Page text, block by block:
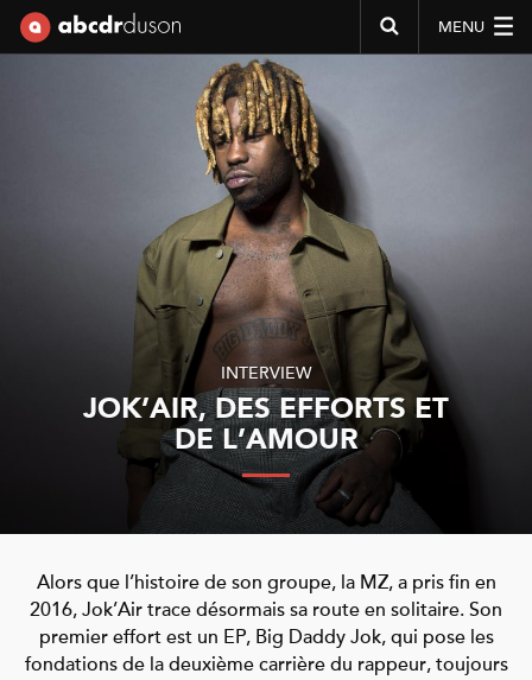
MENU
INTERVIEW
JOK’AIR, DES EFFORTS ET
DE L’AMOUR
Alors que l’histoire de son groupe, la MZ, a pris fin en
2016, Jok’Air trace désormais sa route en solitaire. Son
premier effort est un EP, Big Daddy Jok, qui pose les
fondations de la deuxième carrière du rappeur, toujours